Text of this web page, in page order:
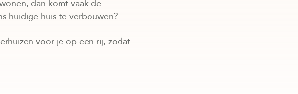
dan komt vaak de
huidige huis te verbouwen?
voor je op een rij, zodat